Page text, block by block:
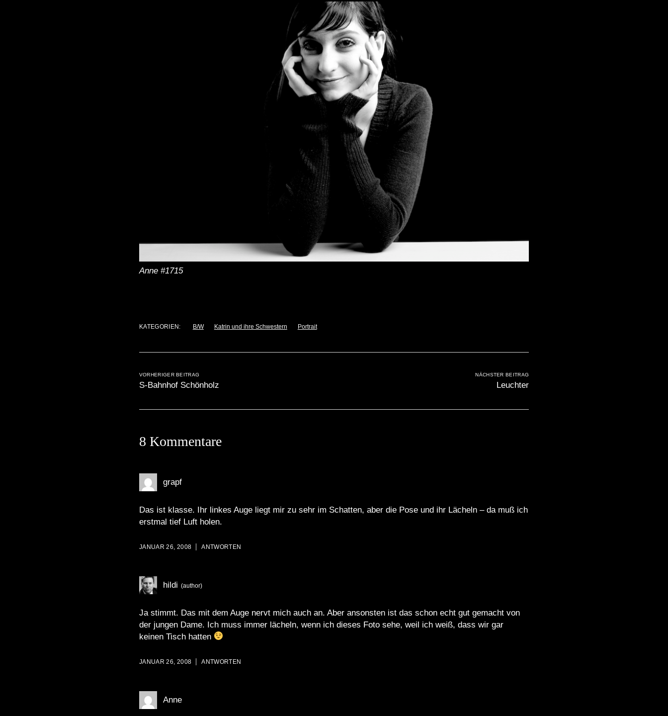
Anne #1715
KATEGORIEN: B/W Katrin und ihre Schwestern Portrait
VORHERIGER BEITRAG
S-Bahnhof Schönholz
NÄCHSTER BEITRAG
Leuchter
8 Kommentare
grapf
Das ist klasse. Ihr linkes Auge liegt mir zu sehr im Schatten, aber die Pose und ihr Lächeln – da muß ich
erstmal tief Luft holen.
JANUAR 26, 2008 ANTWORTEN
hildi
Ja stimmt. Das mit dem Auge nervt mich auch an. Aber ansonsten ist das schon echt gut gemacht von
der jungen Dame. Ich muss immer lächeln, wenn ich dieses Foto sehe, weil ich weiß, dass wir gar
keinen Tisch hatten
JANUAR 26, 2008 ANTWORTEN
Anne